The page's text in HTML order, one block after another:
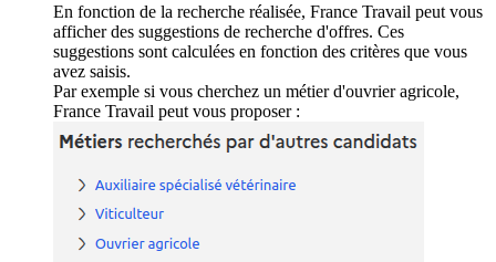
En fonction de la recherche réalisée, France Travail peut vous
afficher des suggestions de recherche d'offres. Ces
suggestions sont calculées en fonction des critères que vous
avez saisis.
Par exemple si vous cherchez un métier d'ouvrier agricole,
France Travail peut vous proposer :